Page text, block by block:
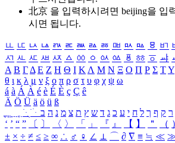
北京 을 입력하시려면 beijing을 입
시면 됩니다.
ㅥ ㅦ ㅧ ㅨ ㅩ ㅪ ㅫ ㅬ ㅭ ㅮ ㅯ ㅰ ㅱ ㅲ
ㅺ ㅻ ㅼ ㅽ ㅾ ㅿ ㆀ ㆁ ㆂ ㆃ ㆄ ㆅ ㆆ ㆇ
Α Β ΓΔ Ε Ζ Η Θ Ι ΚΛ Μ Ν Ξ Ο Π Ρ Σ ΤΥ
θ ι κ λ μ ν ξ ο π ρ σ τ υ φ χ ψ ω
á à Á À é è É È ç Ç ê
Ä Ö Ü ä ö ü ß
ִֶֹ ֻּ ׁׂ ר ק ף ך ל ח י ע כ ג ד ש ץ ת צ מ נ ה ב
‘ ’ “ ” 〔 〕 〈 〉 「 」 『 』 【 】 ＂ （
± × ÷ ≠ ≤ ≥ ∞ ∴ ♂ ♀ ∠ ⊥ ⌒ ∂ ∇ ≡ ≒ ≪